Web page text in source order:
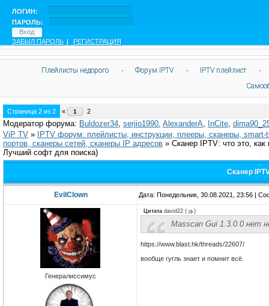
ЛОГИН:
ПАРОЛЬ:
ЗАБЫЛ ПАРОЛЬ | РЕГИСТРАЦИЯ
Плейлисты недорого · Форум IPTV · IPTV плейлист
·
Страница 2 из 2 « 1 2
Модератор форума: Buldozer34, serjio1990, AlexanderA, InCite,
ViP TV »
IPTV форум: плейлисты, инструкции, плееры, сканеры, smart-
портов, сканеры сетей, сканеры IP адресов » Сканер IPTV: что это, как
Лучший софт для поиска)
Сканер
EvilClown Дата: Понедельник, 30.08.2021, 23:56 |
Генералиссимус
Цитата david22 ( )
Masscan Gui 1.3.0.0 нет
https://www.blast.hk/threads/22607/
вообще гугль знает и помнит всё.